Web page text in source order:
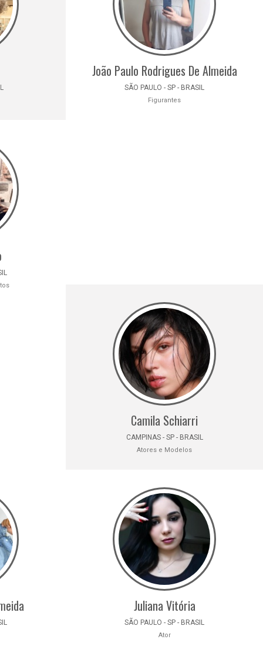
João Paulo Rodrigues De Almeida
SÃO PAULO - SP - BRASIL
Figurantes
Camila Schiarri
CAMPINAS - SP - BRASIL
Atores e Modelos
Juliana Vitória
SÃO PAULO - SP - BRASIL
Ator